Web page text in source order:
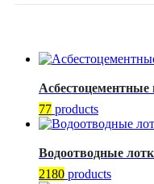
Асбестоцементные
77 products
Водоотводные
2180 products